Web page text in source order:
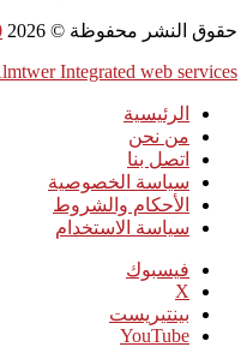
حقوق النشر محفوظة © 2026
Integrated web services
الرئيسية
من نحن
اتصل بنا
سياسة الخصوصية
الأحكام والشروط
سياسة الاستخدام
فيسبوك
‫X
بينتيريست
‫YouTube